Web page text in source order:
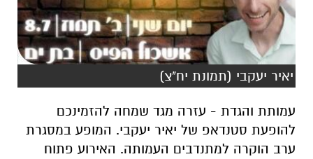
יאיר יעקבי (תמונת יח"צ)
עמותת והגדת - עזרה מגד שמחה להזמינכם
להופעת סטנדאפ של יאיר יעקבי. המופע במסגרת
ערב הוקרה למתנדבים העמותה. האירוע פתוח